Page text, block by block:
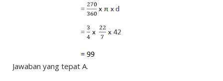
Jawaban yang tepat A.